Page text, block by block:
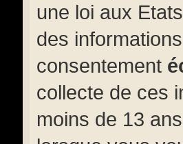
une loi aux
des
consentement
collecte de ces
moins de 13